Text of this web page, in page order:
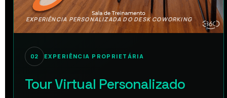
EXPERIÊNCIA PERSONALIZADA DO DESK COWORKING
02 EXPERIÊNCIA PROPRIETÁRIA
Tour Virtual Personalizado